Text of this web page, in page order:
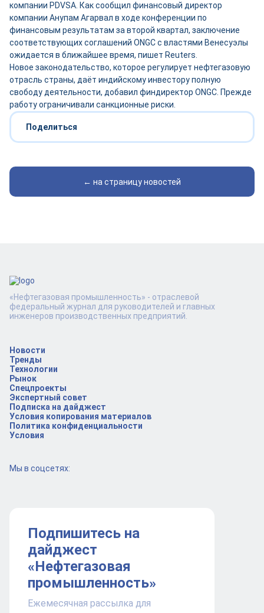
компании PDVSA. Как сообщил финансовый директор
компании Анупам Агарвал в ходе конференции по
финансовым результатам за второй квартал, заключение
соответствующих соглашений ONGC с властями Венесуэлы
ожидается в ближайшее время, пишет Reuters.
Новое законодательство, которое регулирует нефтегазовую
отрасль страны, даёт индийскому инвестору полную
свободу деятельности, добавил финдиректор ONGC. Прежде
работу ограничивали санкционные риски.
Поделиться
← на страницу новостей
Новости
Тренды
Технологии
Рынок
Спецпроекты
Экспертный совет
Подписка на дайджест
Условия копирования материалов
Политика конфиденциальности
Условия
Мы в соцсетях:
Подпишитесь на
дайджест
«Нефтегазовая
промышленность»
Ежемесячная рассылка для
«Нефтегазовая промышленность» - отраслевой
федеральный журнал для руководителей и главных
инженеров производственных предприятий.